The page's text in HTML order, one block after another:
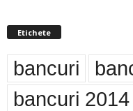
Etichete
bancuri
bancuri 2014